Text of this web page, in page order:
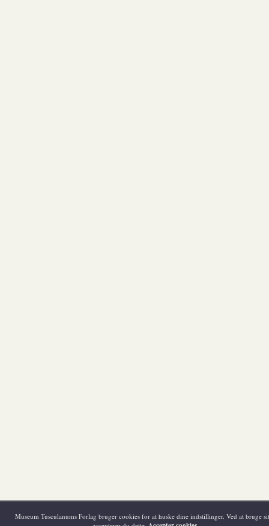
Museum Tusculanums Forlag bruger cookies for at huske dine indstillinger. Ved at bruge